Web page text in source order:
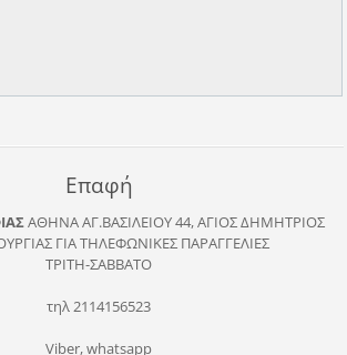
Επαφή
ΑΘΗΝΑΑΓ.ΒΑΣΙΛΕΙΟΥ 44, ΑΓΙΟΣ ΔΗΜΗΤΡΙΟΣ
ΓΙΑ ΤΗΛΕΦΩΝΙΚΕΣ ΠΑΡΑΓΓΕΛΙΕΣ
ΤΡΙΤΗ-ΣΑΒΒΑΤΟ
τηλ 2114156523
Viber, whatsapp